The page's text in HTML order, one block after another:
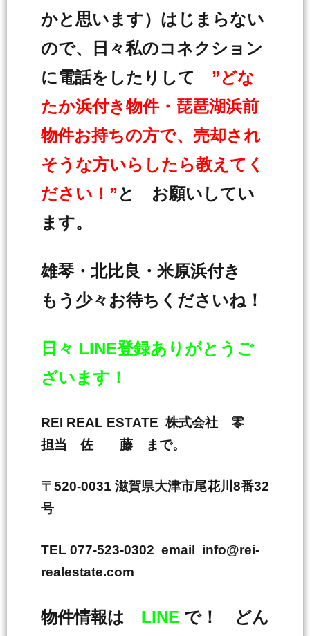
かと思います）はじまらない
ので、日々私のコネクション
に電話をしたりして ”どな
たか浜付き物件・琵琶湖浜前
物件お持ちの方で、売却され
そうな方いらしたら教えてく
ださい！”と お願いしてい
ます。
雄琴・北比良・米原浜付き
もう少々お待ちくださいね！
日々 LINE登録ありがとうご
ざいます！
REI REAL ESTATE 株式会社 零
担当 佐 藤 まで。
〒520-0031 滋賀県大津市尾花川8番32
号
TEL 077-523-0302 email info@rei-
realestate.com
物件情報は LINE で！ どん